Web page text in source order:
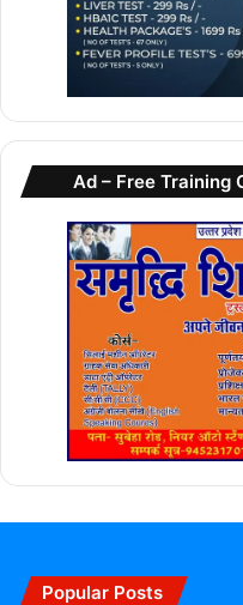
Ad – Free Training
Popular Posts